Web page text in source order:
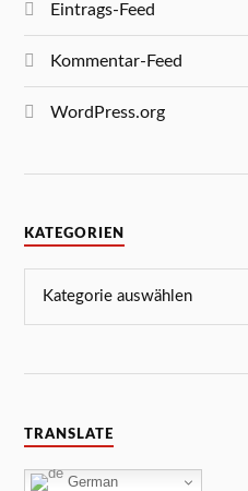
Eintrags-Feed
Kommentar-Feed
WordPress.org
KATEGORIEN
TRANSLATE
German